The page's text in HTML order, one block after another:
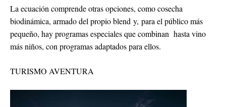
La ecuación comprende otras opciones, como cosecha
biodinámica, armado del propio blend y, para el público más
pequeño, hay programas especiales que combinan hasta vino
más niños, con programas adaptados para ellos.
TURISMO AVENTURA